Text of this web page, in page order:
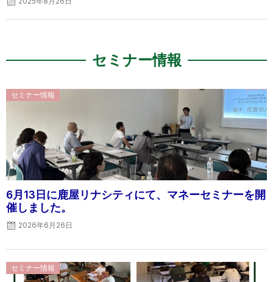
セミナー情報
セミナー情報
6月13日に鹿屋リナシティにて、マネーセミナーを開
催しました。
Posted
2026年6月26日
セミナー情報
Posted
on